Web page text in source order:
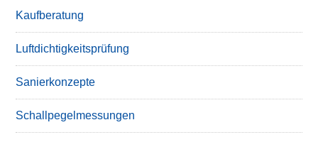
Kaufberatung
Luftdichtigkeitsprüfung
Sanierkonzepte
Schallpegelmessungen